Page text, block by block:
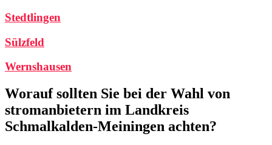
Stedtlingen
Sülzfeld
Wernshausen
Worauf sollten Sie bei der Wahl von
stromanbietern im Landkreis
Schmalkalden-Meiningen achten?